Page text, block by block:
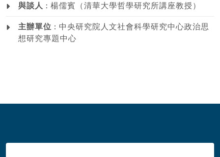
與談人 : 楊儒賓（清華大學哲學研究所講座教授）
主辦單位 : 中央研究院人文社會科學研究中心政治思
想研究專題中心